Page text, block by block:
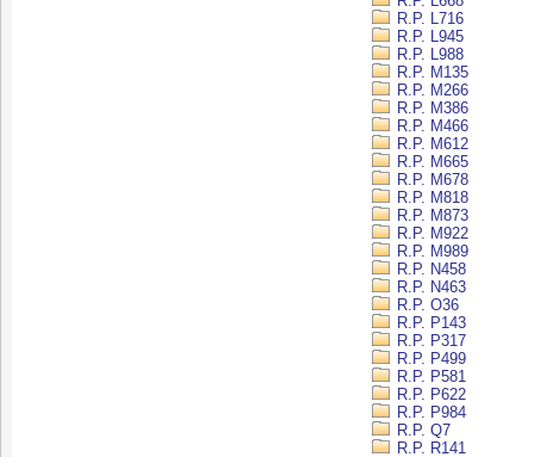
R.P. L716
R.P. L945
R.P. L988
R.P. M135
R.P. M266
R.P. M386
R.P. M466
R.P. M612
R.P. M665
R.P. M678
R.P. M818
R.P. M873
R.P. M922
R.P. M989
R.P. N458
R.P. N463
R.P. O36
R.P. P143
R.P. P317
R.P. P499
R.P. P581
R.P. P622
R.P. P984
R.P. Q7
R.P. R141